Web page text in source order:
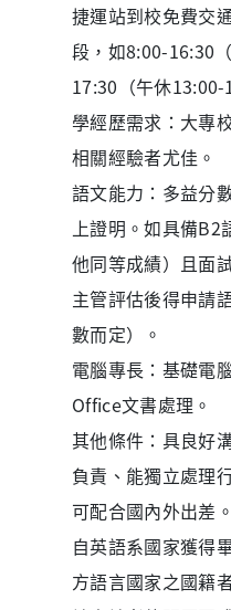
捷運站到校免費交
段，如8:00-16:30
17:30（午休13:00-
學經歷需求：大專
相關經驗者尤佳。
語文能力：多益分
上證明。如具備
他同等成績）且面
主管評估後得申請
數而定）。
電腦專長：基礎電
Office文書處理。
其他條件：具良好
負責、能獨立處理
可配合國內外出差。
自英語系國家獲得
方語言國家之國籍